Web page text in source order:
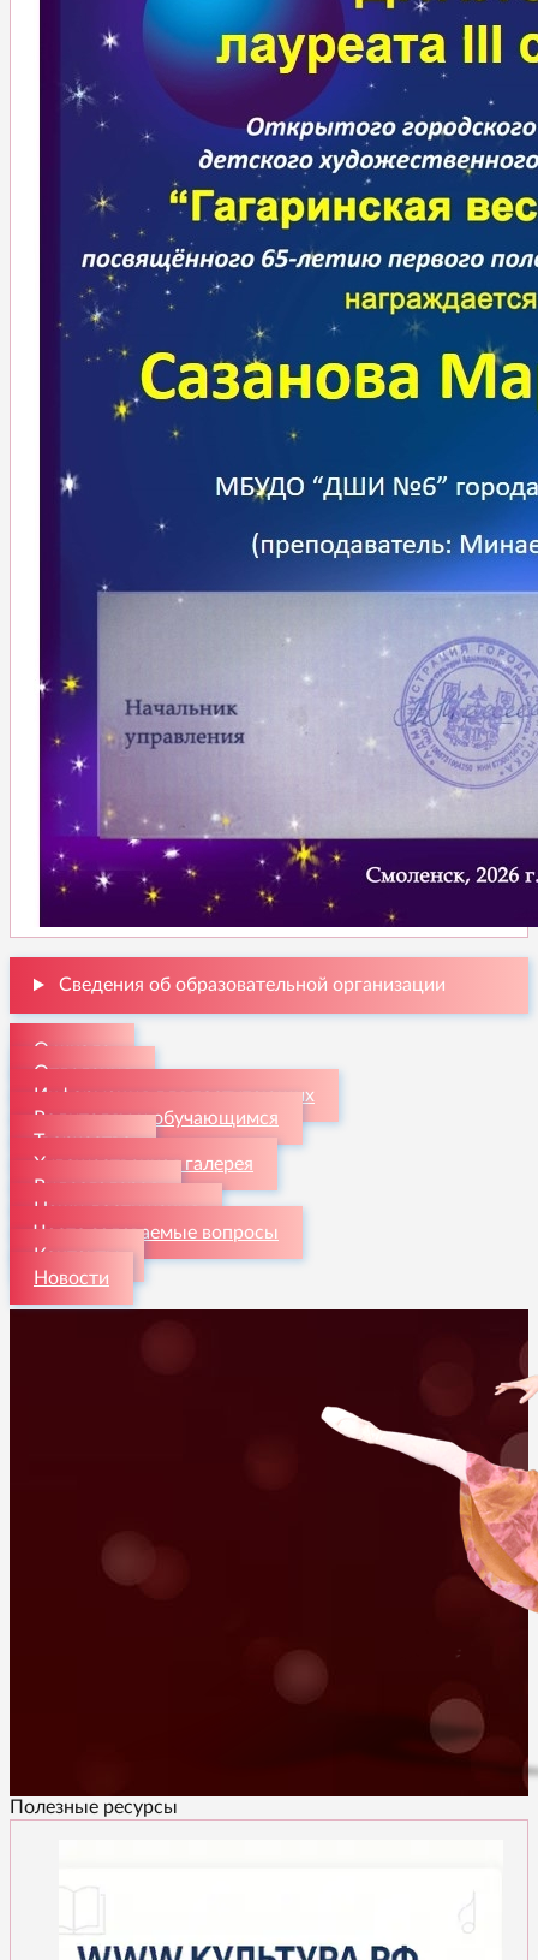
Сведения об образовательной организации
О школе
Отделения
Информация для поступающих
Родителям и обучающимся
Творчество
Художественная галерея
Видеогалерея
Наши достижения
Часто задаваемые вопросы
Контакты
Новости
Полезные ресурсы